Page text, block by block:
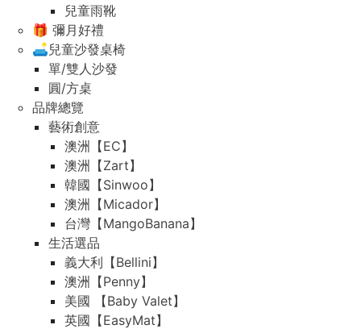
兒童雨靴
🎁 彌月好禮
🛋️兒童沙發桌椅
單/雙人沙發
圓/方桌
品牌總覽
藝術創意
澳洲【EC】
澳洲【Zart】
韓國【Sinwoo】
澳洲【Micador】
台灣【MangoBanana】
生活選品
義大利【Bellini】
澳洲【Penny】
美國 【Baby Valet】
英國【EasyMat】